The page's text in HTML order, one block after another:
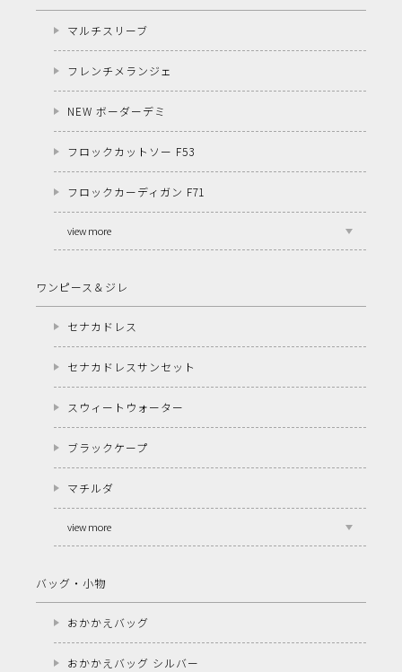
マルチスリーブ
フレンチメランジェ
NEW ボーダーデミ
フロックカットソー F53
フロックカーディガン F71
view more
ワンピース＆ジレ
セナカドレス
セナカドレスサンセット
スウィートウォーター
ブラックケープ
マチルダ
view more
バッグ・小物
おかかえバッグ
おかかえバッグ シルバー